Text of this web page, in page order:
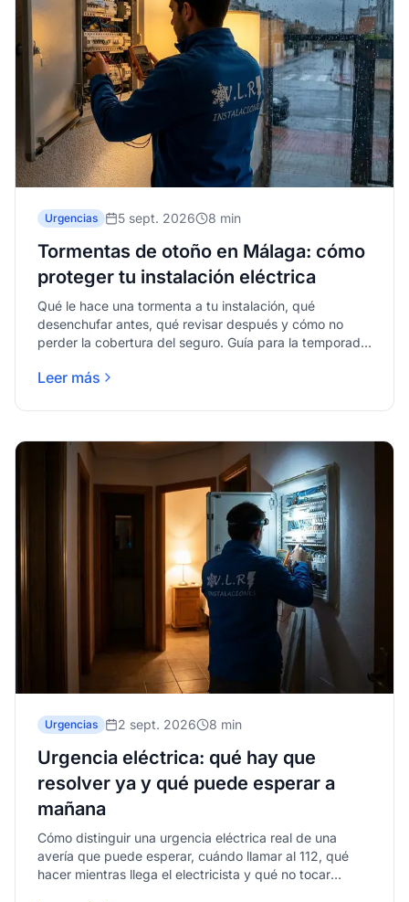
Urgencias 5 sept. 2026 8 min
Tormentas de otoño en Málaga: cómo
proteger tu instalación eléctrica
Qué le hace una tormenta a tu instalación, qué
desenchufar antes, qué revisar después y cómo no
perder la cobertura del seguro. Guía para la temporada
Leer más
Urgencias 2 sept. 2026 8 min
Urgencia eléctrica: qué hay que
resolver ya y qué puede esperar a
mañana
Cómo distinguir una urgencia eléctrica real de una
avería que puede esperar, cuándo llamar al 112, qué
hacer mientras llega el electricista y qué no tocar